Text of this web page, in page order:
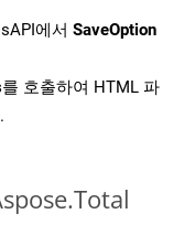
에서 SaveOption
를 호출하여 HTML 파